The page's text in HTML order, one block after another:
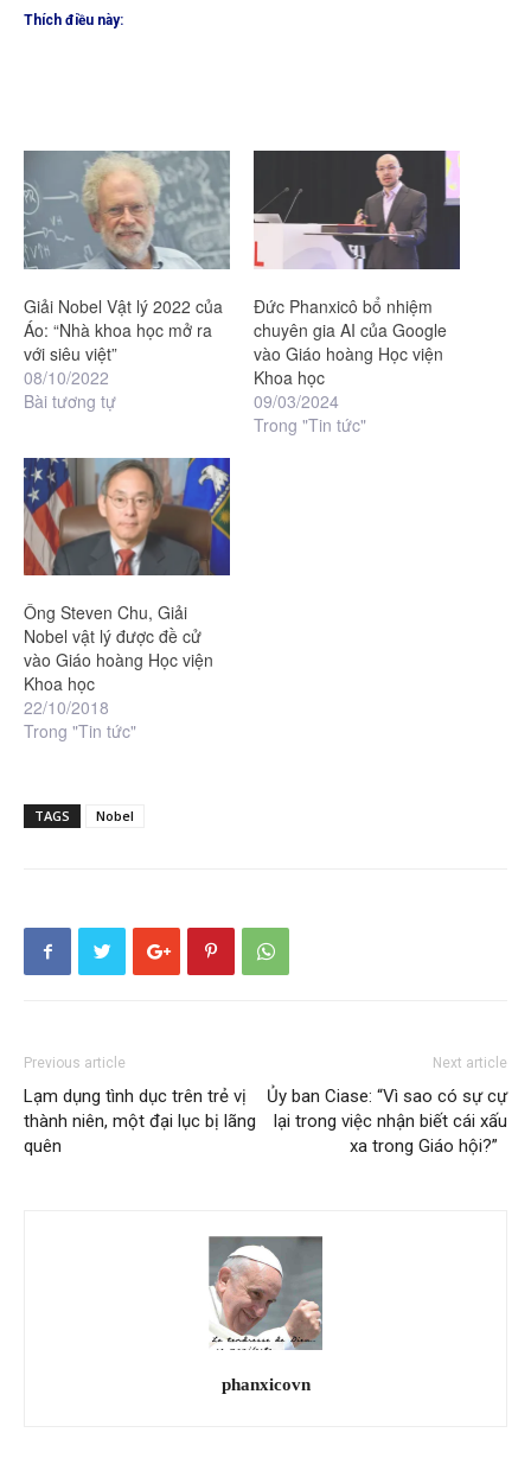
Thích điều này:
Giải Nobel Vật lý 2022 của
Áo: “Nhà khoa học mở ra
với siêu việt”
08/10/2022
Bài tương tự
Đức Phanxicô bổ nhiệm
chuyên gia AI của Google
vào Giáo hoàng Học viện
Khoa học
09/03/2024
Trong "Tin tức"
Ông Steven Chu, Giải
Nobel vật lý được đề cử
vào Giáo hoàng Học viện
Khoa học
22/10/2018
Trong "Tin tức"
TAGS Nobel
Previous article
Lạm dụng tình dục trên trẻ vị
thành niên, một đại lục bị lãng
quên
Next article
Ủy ban Ciase: “Vì sao có sự cự
lại trong việc nhận biết cái xấu
xa trong Giáo hội?”
phanxicovn